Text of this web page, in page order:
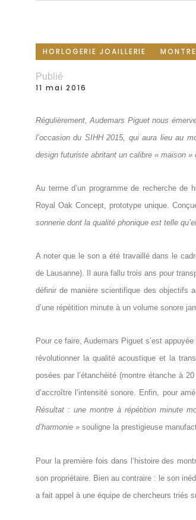
HORLOGERIE JOAILLERIE
Publié
11 mai 2016
Régulièrement, Audemars Piguet nous
l’occasion du SIHH 2015, qui aura lieu au
design futuriste abritant un calibre « maison
Au terme d’un programme de recherche
Royal Oak Concept, prototype unique.
sonnerie dont la qualité phonique est telle
A noter que le son a été travaillé dans le
de Lausanne). Il aura fallu trois ans pour
définir de manière scientifique des objectifs
d’une répétition minute à un volume sonore
Pour ce faire, Audemars Piguet s’est
révolutionner la qualité acoustique et la
posées par l’étanchéité (montre étanche à
d’accroître l’intensité sonore. Enfin, pour
Résultat : une montre à répétition minute
d’harmonie » souligne la prestigieuse
Pour la première fois dans l’histoire des
son propriétaire. Bien au contraire : le son
a fait appel à une équipe de chercheurs triés